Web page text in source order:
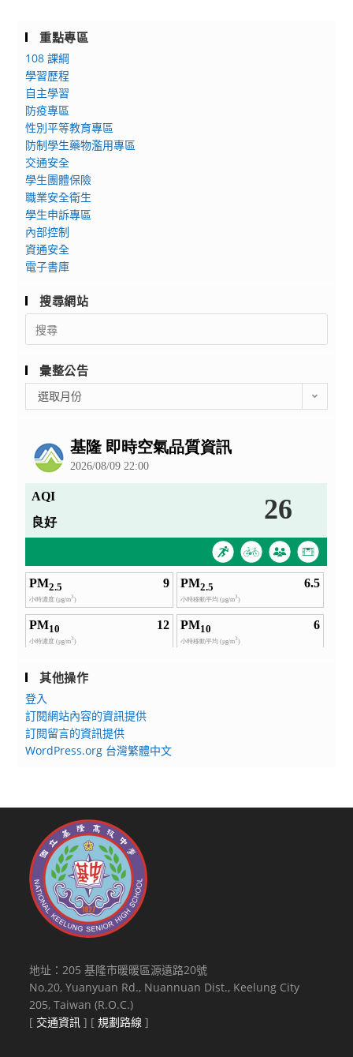
重點專區
108 課綱
學習歷程
自主學習
防疫專區
性別平等教育專區
防制學生藥物濫用專區
交通安全
學生團體保險
職業安全衛生
學生申訴專區
內部控制
資通安全
電子書庫
搜尋網站
Search
for:
彙整公告
整
選取月份
其他操作
登入
訂閱網站內容的資訊提供
訂閱留言的資訊提供
WordPress.org 台灣繁體中文
地址：205 基隆市暖暖區源遠路20號
No.20, Yuanyuan Rd., Nuannuan Dist., Keelung City
205, Taiwan (R.O.C.)
[ 交通資訊 ] [規劃路線 ]